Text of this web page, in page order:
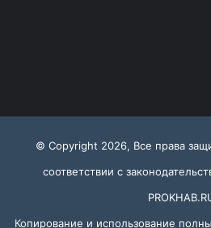
© Copyright 2026, Все права
соответствии с
Копирование и использование